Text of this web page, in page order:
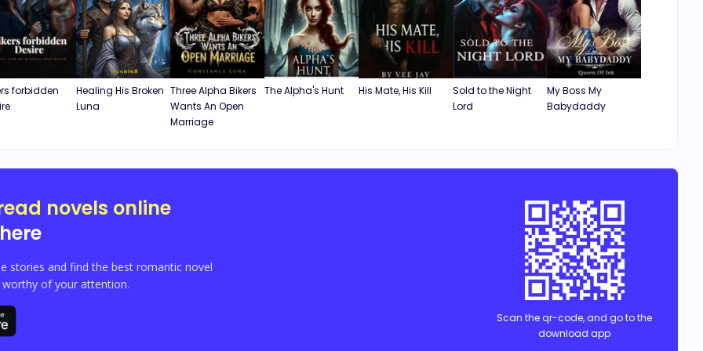
forbidden
Healing His Broken
Luna
Three Alpha Bikers
Wants An Open
Marriage
The Alpha's Hunt His Mate, His Kill
Sold to the Night
Lord
My Boss My
Babydaddy
novels online
stories and find the best romantic novel
of your attention.
Scan the qr-code, and go to the
download app